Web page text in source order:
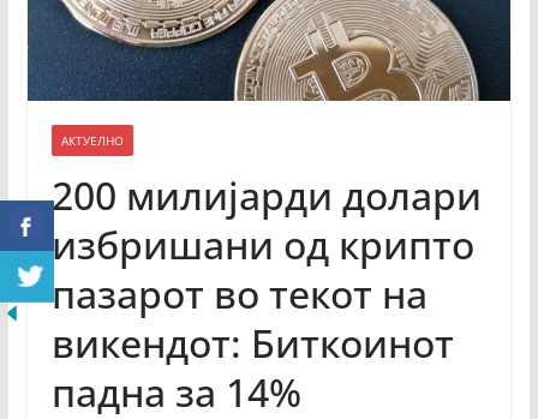
АКТУЕЛНО
200 милијарди долари
избришани од крипто
пазарот во текот на
викендот: Биткоинот
падна за 14%